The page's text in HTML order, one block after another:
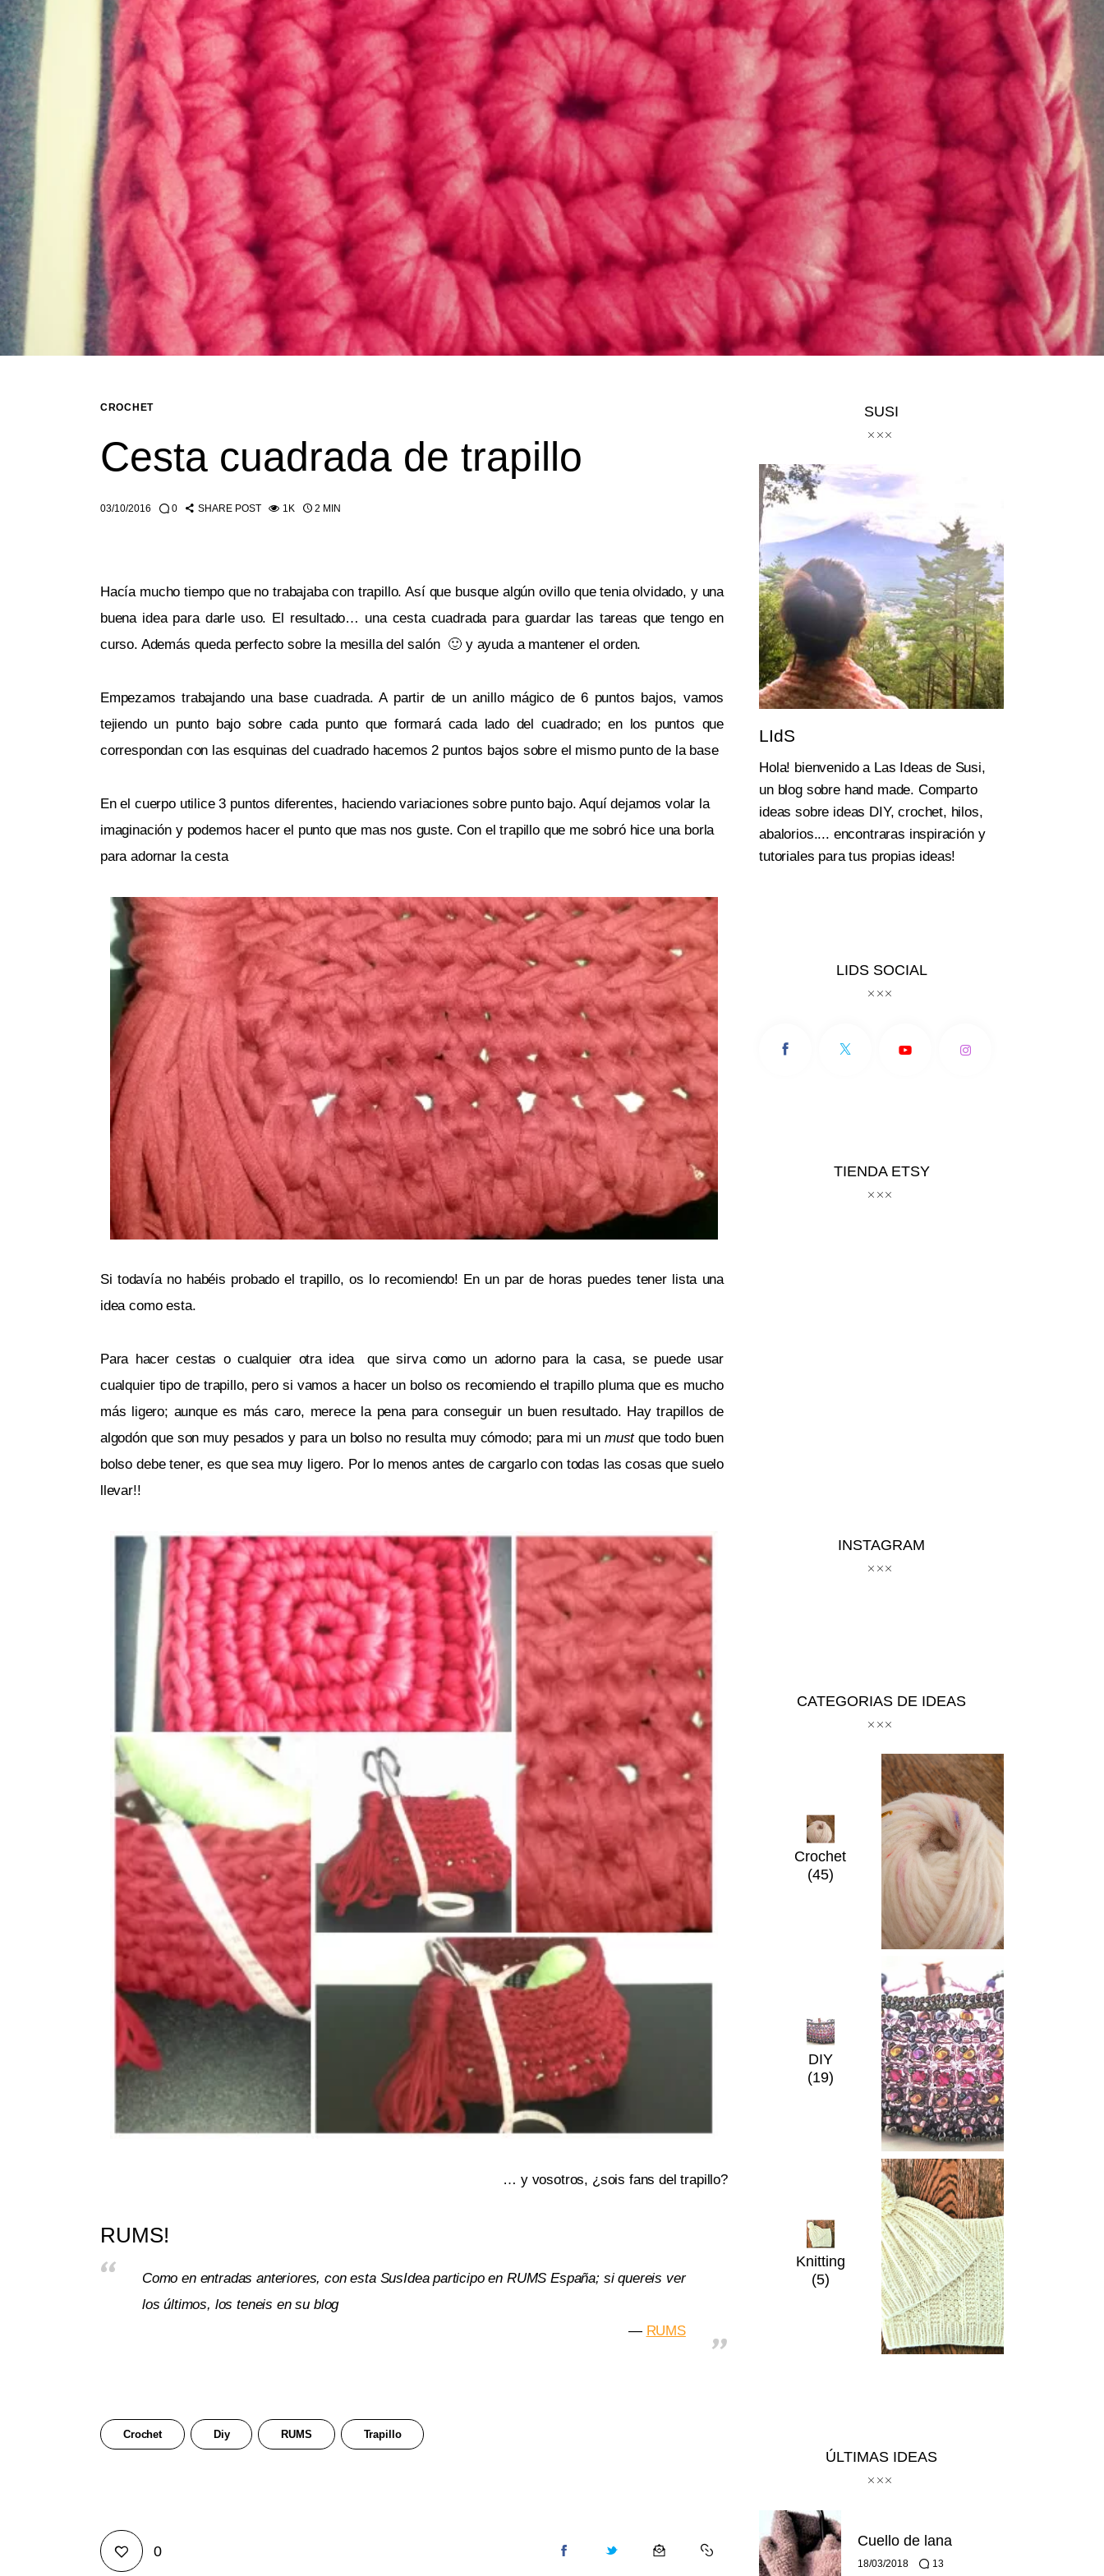
CROCHET
Cesta cuadrada de trapillo
03/10/2016 0 SHARE POST 1K 2 MIN
Hacía mucho tiempo que no trabajaba con trapillo. Así que busque algún ovillo que tenia olvidado, y una
buena idea para darle uso. El resultado… una cesta cuadrada para guardar las tareas que tengo en
curso. Además queda perfecto sobre la mesilla del salón  🙂 y ayuda a mantener el orden.
Empezamos trabajando una base cuadrada. A partir de un anillo mágico de 6 puntos bajos, vamos
tejiendo un punto bajo sobre cada punto que formará cada lado del cuadrado; en los puntos que
correspondan con las esquinas del cuadrado hacemos 2 puntos bajos sobre el mismo punto de la base
En el cuerpo utilice 3 puntos diferentes, haciendo variaciones sobre punto bajo. Aquí dejamos volar la
imaginación y podemos hacer el punto que mas nos guste. Con el trapillo que me sobró hice una borla
para adornar la cesta
Si todavía no habéis probado el trapillo, os lo recomiendo! En un par de horas puedes tener lista una
idea como esta.
Para hacer cestas o cualquier otra idea  que sirva como un adorno para la casa, se puede usar
cualquier tipo de trapillo, pero si vamos a hacer un bolso os recomiendo el trapillo pluma que es mucho
más ligero; aunque es más caro, merece la pena para conseguir un buen resultado. Hay trapillos de
algodón que son muy pesados y para un bolso no resulta muy cómodo; para mi un must que todo buen
bolso debe tener, es que sea muy ligero. Por lo menos antes de cargarlo con todas las cosas que suelo
llevar!!
… y vosotros, ¿sois fans del trapillo?
RUMS!
Como en entradas anteriores, con esta SusIdea participo en RUMS España; si quereis ver
los últimos, los teneis en su blog
RUMS
Crochet Diy RUMS Trapillo
0
SUSI
LIdS
Hola! bienvenido a Las Ideas de Susi,
un blog sobre hand made. Comparto
ideas sobre ideas DIY, crochet, hilos,
abalorios.... encontraras inspiración y
tutoriales para tus propias ideas!
LIDS SOCIAL
TIENDA ETSY
INSTAGRAM
CATEGORIAS DE IDEAS
Crochet
(45)
DIY
(19)
Knitting
(5)
ÚLTIMAS IDEAS
Cuello de lana
18/03/2018 13